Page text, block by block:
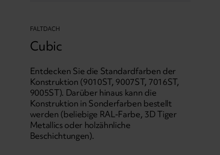
FALTDACH
Cubic
Entdecken Sie die Standardfarben der
Konstruktion (9010ST, 9007ST, 7016ST,
9005ST). Darüber hinaus kann die
Konstruktion in Sonderfarben bestellt
werden (beliebige RAL-Farbe, 3D Tiger
Metallics oder holzähnliche
Beschichtungen).